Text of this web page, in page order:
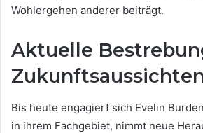
Wohlergehen anderer beiträgt.
Aktuelle
Bis heute engagiert sich Evelin
in ihrem Fachgebiet, nimmt neue